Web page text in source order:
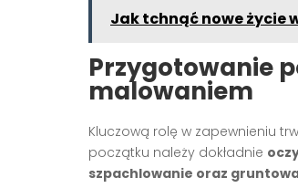
Jak tchnąć nowe życie
Przygotowanie
malowaniem
Kluczową rolę w zapewnieniu
początku należy dokładnie
szpachlowanie oraz